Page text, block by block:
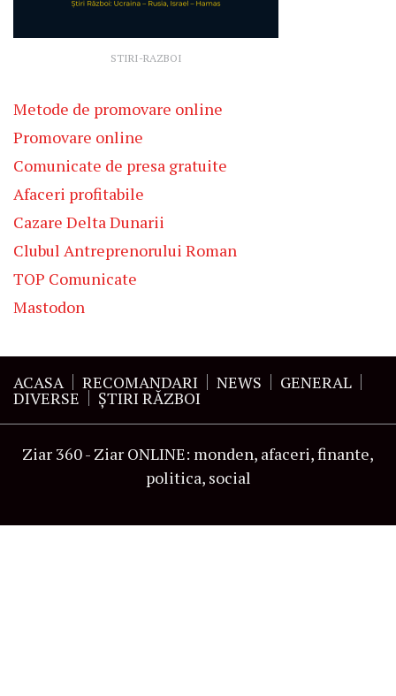
STIRI-RAZBOI
Metode de promovare online
Promovare online
Comunicate de presa gratuite
Afaceri profitabile
Cazare Delta Dunarii
Clubul Antreprenorului Roman
TOP Comunicate
Mastodon
ACASA RECOMANDARI NEWS GENERAL
DIVERSE ŞTIRI RĂZBOI
Ziar 360 - Ziar ONLINE: monden, afaceri, finante,
politica, social